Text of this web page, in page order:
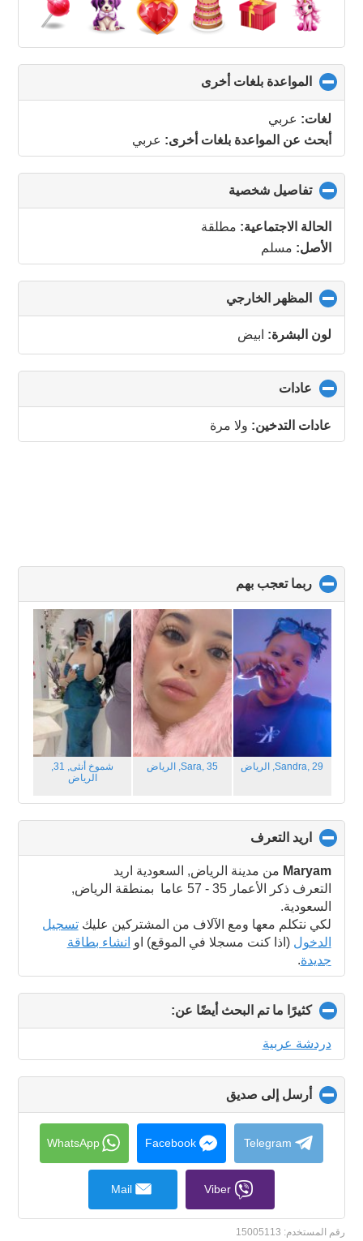
المواعدة بلغات أخرى
to
contents
لغات: عربي
أبحث عن المواعدة بلغات أخرى: عربي
تفاصيل شخصية
to
collapse
الحالة الاجتماعية: مطلقة
الأصل: مسلم
المظهر الخارجي
to
لون البشرة: ابيض
عادات
to
collapse
contents
عادات التدخين: ولا مرة
ربما تعجب بهم
to
collapse
contents
Sandra, 29, الرياض Sara, 35, الرياض
شموخ أنثى, 31,
الرياض
اريد التعرف
to
collapse
contents
Maryam من مدينة الرياض, السعودية اريد
التعرف ذكر الأعمار 35 - 57 عاما بمنطقة الرياض,
السعودية.
لكي نتكلم معها ومع الآلاف من المشتركين عليكتسجيل
الدخول (اذا كنت مسجلا في الموقع) او انشاء بطاقة
جديدة.
كثيرًا ما تم البحث أيضًا عن:
to
contents
دردشة عربية
أرسل إلى صديق
to
collapse
contents
Telegram
Facebook
WhatsApp
Viber
Mail
رقم المستخدم: 15005113